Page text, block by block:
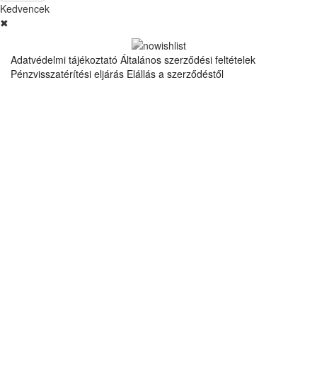
Kedvencek
✖
Adatvédelmi tájékoztató Általános szerződési feltételek
Pénzvisszatérítési eljárás Elállás a szerződéstől